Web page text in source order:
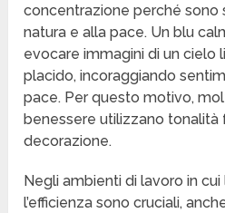
concentrazione perché sono
natura e alla pace. Un blu
evocare immagini di un cielo
placido, incoraggiando
pace. Per questo motivo,
benessere utilizzano
decorazione.
Negli ambienti di lavoro in
l’efficienza sono cruciali,